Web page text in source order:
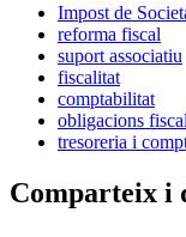
Impost de
reforma fiscal
suport associatiu
fiscalitat
comptabilitat
obligacions
tresoreria i
Comparteix i